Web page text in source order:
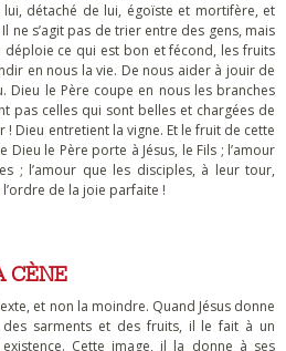
détaché de lui, égoïste et mortifère, et
ne s’agit pas de trier entre des gens, mais
déploie ce qui est bon et fécond, les fruits
en nous la vie. De nous aider à jouir de
Dieu le Père coupe en nous les branches
pas celles qui sont belles et chargées de
Dieu entretient la vigne. Et le fruit de cette
Dieu le Père porte à Jésus, le Fils ; l’amour
; l’amour que les disciples, à leur tour,
de la joie parfaite !
CÈNE
et non la moindre. Quand Jésus donne
sarments et des fruits, il le fait à un
Cette image, il la donne à ses